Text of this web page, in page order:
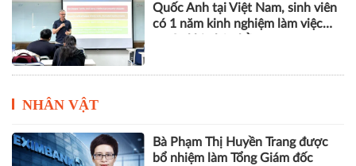
Quốc Anh tại Việt Nam, sinh viên
có 1 năm kinh nghiệm làm việc
NHÂN VẬT
Bà Phạm Thị Huyền Trang được
bổ nhiệm làm Tổng Giám đốc